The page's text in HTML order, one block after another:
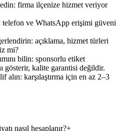
firma ilçenize hizmet veriyor
telefon ve WhatsApp erişimi güveni
açıklama, hizmet türleri
mi?
bilin: sponsorlu etiket
gösterir, kalite garantisi değildir.
alın: karşılaştırma için en az 2–3
nasıl hesaplanır?+